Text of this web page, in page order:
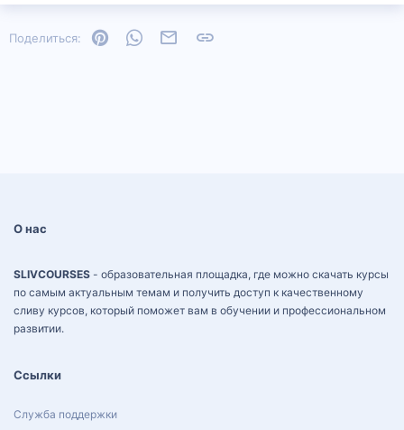
Поделиться: PinterestWhatsAppЭлектронная почта
О нас
SLIVCOURSES - образовательная площадка, где можно скачать курсы
по самым актуальным темам и получить доступ к качественному
сливу курсов, который поможет вам в обучении и профессиональном
развитии.
Ссылки
Служба поддержки